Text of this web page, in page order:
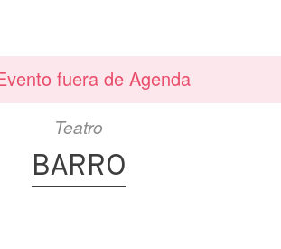
fuera de Agenda
Teatro
BARRO